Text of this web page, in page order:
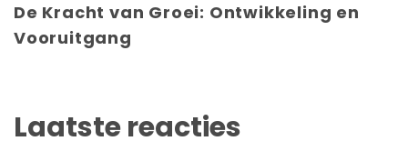
De Kracht van Groei: Ontwikkeling en
Vooruitgang
Laatste reacties